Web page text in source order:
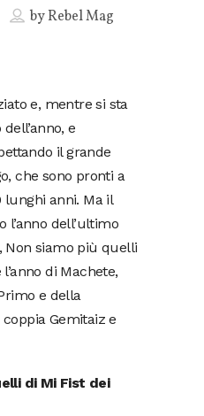
byRebel Mag
e, mentre si sta
e
il grande
che sono pronti a
lunghi anni. Ma il
l’anno dell’ultimo
Non siamo più quelli
di Machete,
e della
Gemitaiz e
di Mi Fist dei